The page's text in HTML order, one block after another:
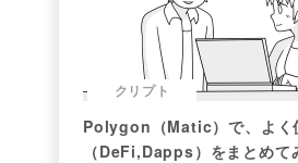
クリプト
Polygon（Matic）で、よく
（DeFi,Dapps）をまとめて